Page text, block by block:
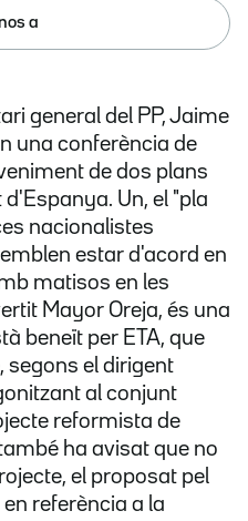
a
general del PP, Jaime
una conferència de
de dos plans
Un, el "pla
nacionalistes
estar d'acord en
matisos en les
Mayor Oreja, és una
beneït per ETA, que
segons el dirigent
al conjunt
reformista de
ha avisat que no
el proposat pel
referència a la